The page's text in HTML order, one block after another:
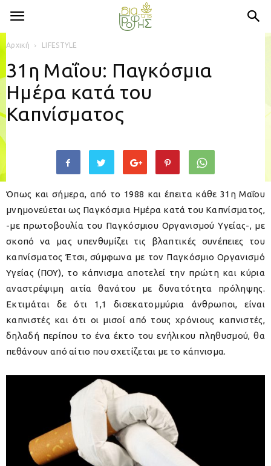
Αρχική LIFESTYLE
31η Μαΐου: Παγκόσμια
Ημέρα κατά του
Καπνίσματος
Όπως και σήμερα, από το 1988 και έπειτα κάθε 31η Μαΐου
μνημονεύεται ως Παγκόσμια Ημέρα κατά του Καπνίσματος,
-με πρωτοβουλία του Παγκόσμιου Οργανισμού Υγείας-, με
σκοπό να μας υπενθυμίζει τις βλαπτικές συνέπειες του
καπνίσματος Έτσι, σύμφωνα με τον Παγκόσμιο Οργανισμό
Υγείας (ΠΟΥ), το κάπνισμα αποτελεί την πρώτη και κύρια
αναστρέψιμη αιτία θανάτου με δυνατότητα πρόληψης.
Εκτιμάται δε ότι 1,1 δισεκατομμύρια άνθρωποι, είναι
καπνιστές και ότι οι μισοί από τους χρόνιους καπνιστές,
δηλαδή περίπου το ένα έκτο του ενήλικου πληθυσμού, θα
πεθάνουν από αίτιο που σχετίζεται με το κάπνισμα.